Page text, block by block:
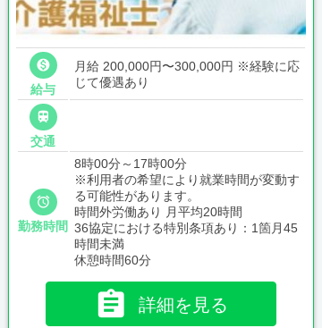

給与
月給 200,000円〜300,000円 ※経験に応
じて優遇あり

交通

勤務時間
8時00分～17時00分
※利用者の希望により就業時間が変動す
る可能性があります。
時間外労働あり 月平均20時間
36協定における特別条項あり：1箇月45
時間未満
休憩時間60分
 詳細を見る